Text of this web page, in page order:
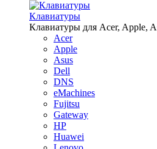
Клавиатуры
Клавиатуры для Acer, Apple,
Acer
Apple
Asus
Dell
DNS
eMachines
Fujitsu
Gateway
HP
Huawei